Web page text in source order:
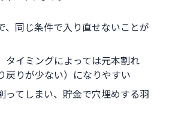
、同じ条件で入り直せないことが
タイミングによっては元本割れ
戻りが少ない）になりやすい
ってしまい、貯金で穴埋めする羽